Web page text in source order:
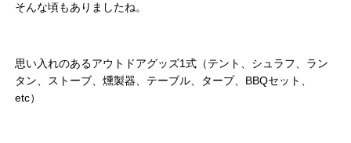
そんな頃もありましたね。
思い入れのあるアウトドアグッズ1式（テント、シュラフ、ラン
タン、ストーブ、燻製器、テーブル、タープ、BBQセット、
etc）